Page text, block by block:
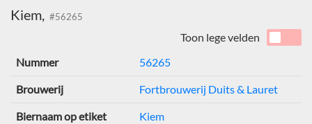
Kiem, #56265
Toon lege velden
Nummer
56265
Brouwerij Fortbrouwerij Duits & Lauret
Biernaam op etiket Kiem